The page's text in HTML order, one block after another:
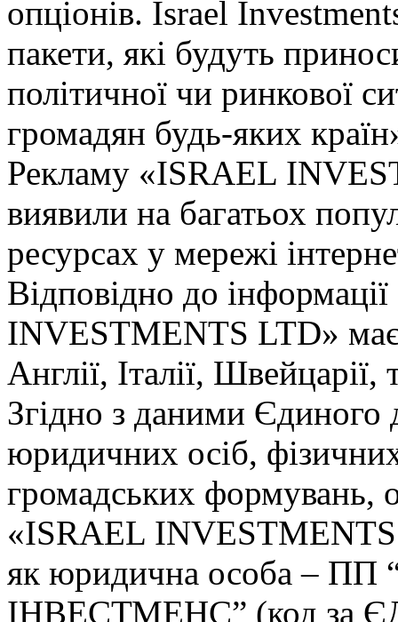
опціонів. Israel
пакети, які будуть
політичної чи ринкової
громадян будь-яких
Рекламу «ISRAEL
виявили на багатьох
ресурсах у мережі
Відповідно до
INVESTMENTS LTD» має
Англії, Італії, Швейцарії,
Згідно з даними Єдиного
юридичних осіб,
громадських формувань,
«ISRAEL INVESTMENTS
як юридична особа – ПП
ІНВЕСТМЕНС” (код за